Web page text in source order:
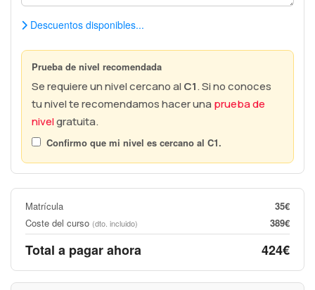
Descuentos disponibles...
Prueba de nivel recomendada
Se requiere un nivel cercano al C1. Si no conoces
tu nivel te recomendamos hacer una prueba de
nivelgratuita.
Confirmo que mi nivel es cercano al C1.
Matrícula
35€
Coste del curso (dto. incluido) 389€
Total a pagar ahora 424€